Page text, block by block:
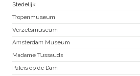
Stedelijk
Tropenmuseum
Verzetsmuseum
Amsterdam Museum
Madame Tussauds
Paleis op de Dam